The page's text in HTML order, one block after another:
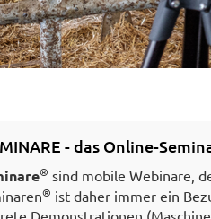
- das Online-
® sind mobile Webinare,
® ist daher immer ein